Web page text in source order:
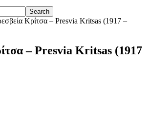
Kρίτσα – Presvia Kritsas (1917 –
– Presvia Kritsas (1917